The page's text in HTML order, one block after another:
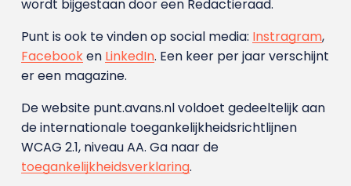
wordt bijgestaan door een Redactieraad.
Punt is ook te vinden op social media: Instragram,
Facebooken LinkedIn. Een keer per jaar verschijnt
er een magazine.
De website punt.avans.nl voldoet gedeeltelijk aan
de internationale toegankelijkheidsrichtlijnen
WCAG 2.1, niveau AA. Ga naar de
toegankelijkheidsverklaring.